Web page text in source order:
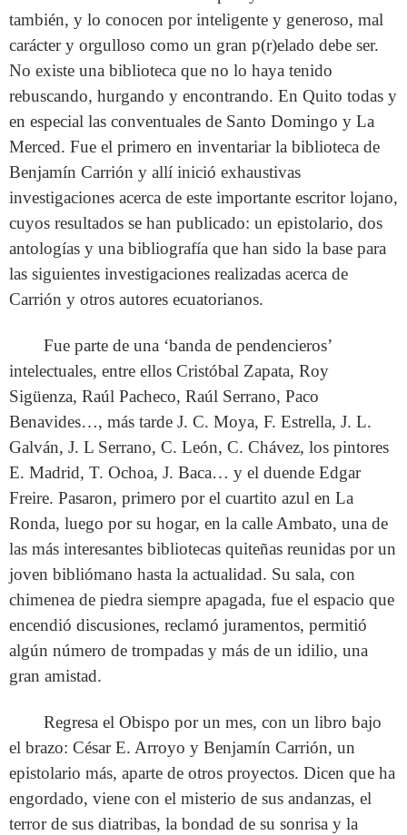
también, y lo conocen por inteligente y generoso, mal
carácter y orgulloso como un gran p(r)elado debe ser.
No existe una biblioteca que no lo haya tenido
rebuscando, hurgando y encontrando. En Quito todas y
en especial las conventuales de Santo Domingo y La
Merced. Fue el primero en inventariar la biblioteca de
Benjamín Carrión y allí inició exhaustivas
investigaciones acerca de este importante escritor lojano,
cuyos resultados se han publicado: un epistolario, dos
antologías y una bibliografía que han sido la base para
las siguientes investigaciones realizadas acerca de
Carrión y otros autores ecuatorianos.
Fue parte de una ‘banda de pendencieros’
intelectuales, entre ellos Cristóbal Zapata, Roy
Sigüenza, Raúl Pacheco, Raúl Serrano, Paco
Benavides…, más tarde J. C. Moya, F. Estrella, J. L.
Galván, J. L Serrano, C. León, C. Chávez, los pintores
E. Madrid, T. Ochoa, J. Baca… y el duende Edgar
Freire. Pasaron, primero por el cuartito azul en La
Ronda, luego por su hogar, en la calle Ambato, una de
las más interesantes bibliotecas quiteñas reunidas por un
joven bibliómano hasta la actualidad. Su sala, con
chimenea de piedra siempre apagada, fue el espacio que
encendió discusiones, reclamó juramentos, permitió
algún número de trompadas y más de un idilio, una
gran amistad.
Regresa el Obispo por un mes, con un libro bajo
el brazo: César E. Arroyo y Benjamín Carrión, un
epistolario más, aparte de otros proyectos. Dicen que ha
engordado, viene con el misterio de sus andanzas, el
terror de sus diatribas, la bondad de su sonrisa y la